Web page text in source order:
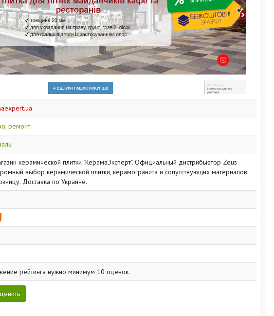
ремонт
керамической плитки "КерамаЭксперт". Официальный дистрибьютор Zeus
выбор керамической плитки, керамогранита и сопутствующих материалов.
Доставка по Украине.
рейтинга нужно минимум 10 оценок.